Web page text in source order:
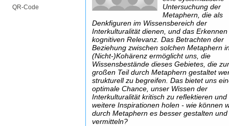
QR-Code
Untersuchung der
Metaphern, die als
Denkfiguren im Wissensbereich der
Interkulturalität dienen, und das
kognitiven Relevanz. Das Betrachten der
Beziehung zwischen solchen Metaphern
(Nicht-)Kohärenz ermöglicht uns, die
Wissensbestände dieses Gebietes, die
großen Teil durch Metaphern gestaltet
strukturell zu begreifen. Das bietet uns
optimale Chance, unser Wissen der
Interkulturalität kritisch zu reflektieren und
weitere Inspirationen holen - wie können
durch Metaphern es besser gestalten und
vermitteln?